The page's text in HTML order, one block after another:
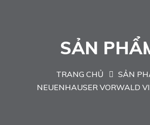
SẢN
TRANG CHỦ
SẢN
NEUENHAUSER VORWALD